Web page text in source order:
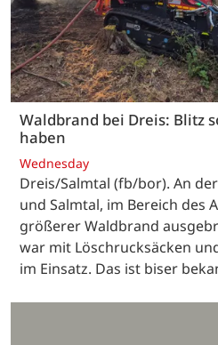
Waldbrand bei Dreis: Blitz
haben
Wednesday
Dreis/Salmtal (fb/bor). An
und Salmtal, im Bereich des
größerer Waldbrand
war mit Löschrucksäcken
im Einsatz. Das ist biser